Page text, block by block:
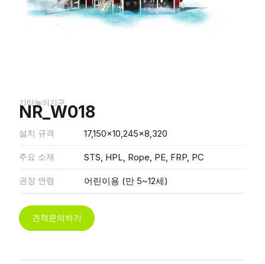
기타놀이기구
NR_W018
설치 규격 17,150x10,245x8,320
주요 소재 STS, HPL, Rope, PE, FRP, PC
권장 연령 어린이용 (만 5~12세)
견적문의하기